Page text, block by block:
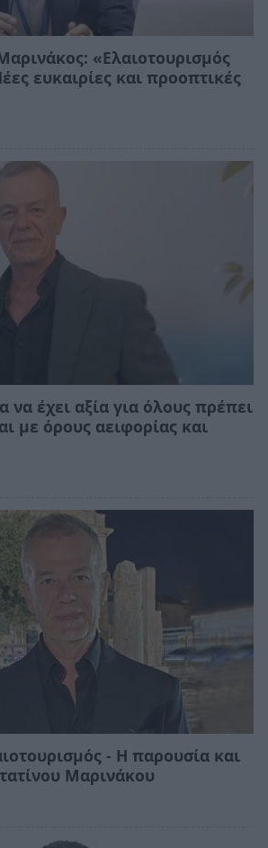
«Eλαιοτουρισμός
ευκαιρίες και προοπτικές
να έχει αξία για όλους πρέπει
με όρους αειφορίας και
- Η παρουσία και
Μαρινάκου